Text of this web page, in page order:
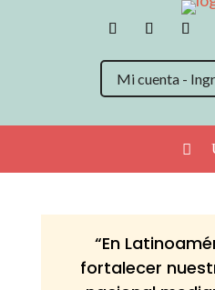
Mi cuenta -
“En
fortalecer